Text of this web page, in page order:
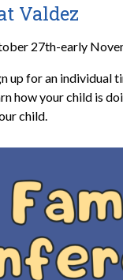
Valdez
27th-early
up for an
how your child is
child.